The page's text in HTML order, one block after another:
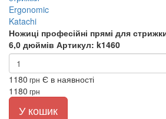
Ножиці професійні прямі для
6,0 дюймів Артикул: k1460
1180 грн Є в наявності
1180 грн
У кошик